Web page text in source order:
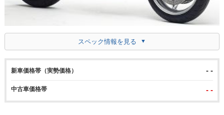
スペック情報を見る
新車価格帯（実勢価格） - -
中古車価格帯 - -